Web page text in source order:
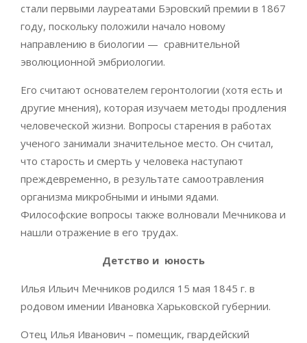
стали первыми лауреатами Бэровский премии в 1867
году, поскольку положили начало новому
направлению в биологии — сравнительной
эволюционной эмбриологии.
Его считают основателем геронтологии (хотя есть и
другие мнения), которая изучаем методы продления
человеческой жизни. Вопросы старения в работах
ученого занимали значительное место. Он считал,
что старость и смерть у человека наступают
преждевременно, в результате самоотравления
организма микробными и иными ядами.
Философские вопросы также волновали Мечникова и
нашли отражение в его трудах.
Детство и юность
Илья Ильич Мечников родился 15 мая 1845 г. в
родовом имении Ивановка Харьковской губернии.
Отец Илья Иванович – помещик, гвардейский